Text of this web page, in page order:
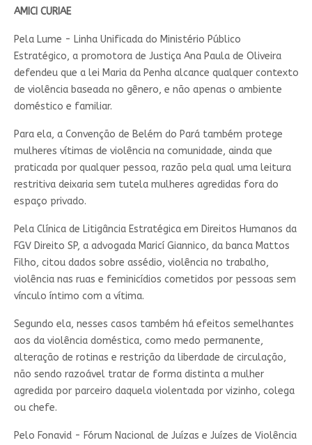
AMICI CURIAE
Pela Lume - Linha Unificada do Ministério Público
Estratégico, a promotora de Justiça Ana Paula de Oliveira
defendeu que a lei Maria da Penha alcance qualquer contexto
de violência baseada no gênero, e não apenas o ambiente
doméstico e familiar.
Para ela, a Convenção de Belém do Pará também protege
mulheres vítimas de violência na comunidade, ainda que
praticada por qualquer pessoa, razão pela qual uma leitura
restritiva deixaria sem tutela mulheres agredidas fora do
espaço privado.
Pela Clínica de Litigância Estratégica em Direitos Humanos da
FGV Direito SP, a advogada Maricí Giannico, da banca Mattos
Filho, citou dados sobre assédio, violência no trabalho,
violência nas ruas e feminicídios cometidos por pessoas sem
vínculo íntimo com a vítima.
Segundo ela, nesses casos também há efeitos semelhantes
aos da violência doméstica, como medo permanente,
alteração de rotinas e restrição da liberdade de circulação,
não sendo razoável tratar de forma distinta a mulher
agredida por parceiro daquela violentada por vizinho, colega
ou chefe.
Pelo Fonavid - Fórum Nacional de Juízas e Juízes de Violência